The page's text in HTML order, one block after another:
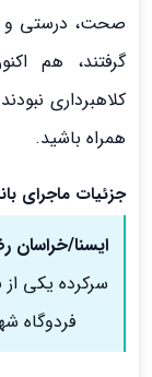
صحت، درستی و
گرفتند، هم
کلاهبرداری
همراه باشید.
جزئیات ماجرای
ایسنا/خراسان
سرکرده یکی از
فردوگاه